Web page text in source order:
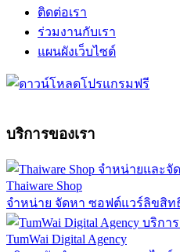
ติดต่อเรา
ร่วมงานกับเรา
แผนผังเว็บไซต์
บริการของเรา
Thaiware Shop
จำหน่าย จัดหา ซอฟต์แวร์ลิขสิท
TumWai Digital Agency